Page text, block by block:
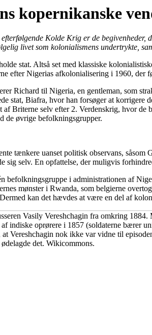
kopernikanske
Kolde Krig er de
livet som kolonialismens undertrykte,
stat. Altså set med klassiske
efter Nigerias afkolonialisering i 1960,
Richard til Nigeria, en gentleman, som
stat, Biafra, hvor han forsøger at
af Briterne selv efter 2. Verdenskrig, hvor
de øvrige befolkningsgrupper.
tænkere uanset politisk observans,
sig selv. En opfattelse, der muligvis
befolkningsgruppe i administrationen af
mønster i Rwanda, som belgierne
kan det hævdes at være en del af